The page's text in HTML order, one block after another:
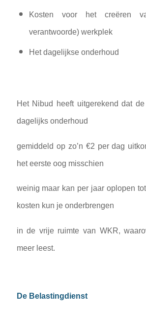
Kosten voor het creëren
verantwoorde) werkplek
Het dagelijkse onderhoud
Het Nibud heeft uitgerekend dat
dagelijks onderhoud
gemiddeld op zo’n €2 per dag
het eerste oog misschien
weinig maar kan per jaar oplopen
kosten kun je onderbrengen
in de vrije ruimte van WKR,
meer leest.
De Belastingdienst